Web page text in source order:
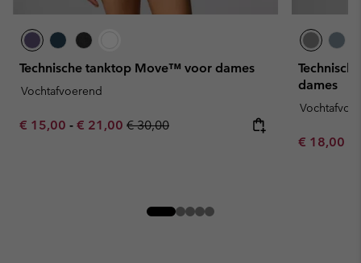
Technische tanktop Move™ voor dames
Vochtafvoerend
Minimum sale price:
€ 15,00 - Maximum sale price:
€ 21,00 Regular price:
€ 30,00
dames
Minimum
€ 18,00